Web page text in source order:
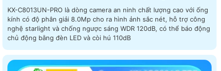
KX-C8013UN-PRO là dòng camera an ninh chất lượng cao với ống
kính có độ phân giải 8.0Mp cho ra hình ảnh sắc nét, hỗ trợ công
nghệ starlight và chống ngược sáng WDR 120dB, có thể báo động
chủ động bằng đèn LED và còi hú 110dB